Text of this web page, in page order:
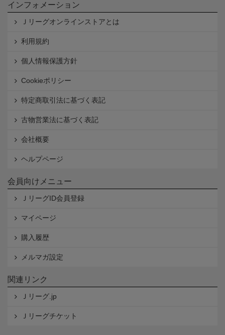
インフォメーション
Ｊリーグオンラインストアとは
利用規約
個人情報保護方針
Cookieポリシー
特定商取引法に基づく表記
古物営業法に基づく表記
会社概要
ヘルプページ
会員向けメニュー
ＪリーグID会員登録
マイページ
購入履歴
メルマガ設定
関連リンク
Ｊリーグ.jp
Ｊリーグチケット